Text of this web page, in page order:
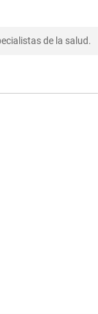
de la salud.